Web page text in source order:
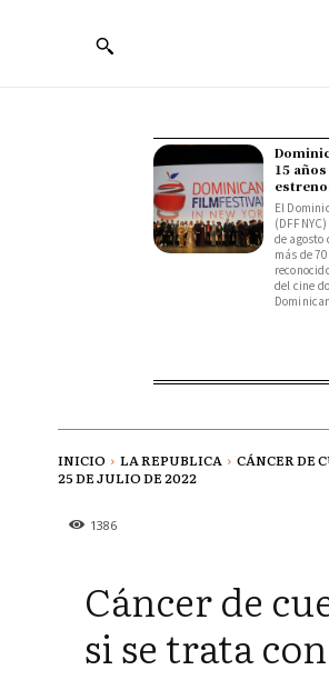
15
El
de
más de
del cine
INICIO LA REPUBLICA
CÁNCER DE
25 DE JULIO DE 2022
1386
Cáncer de
si se trata